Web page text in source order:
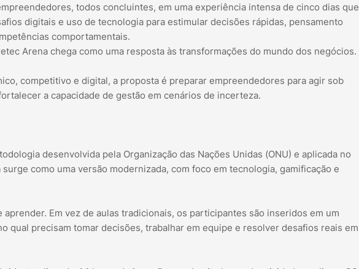
todos concluintes, em uma experiência intensa de cinco dias que
digitais e uso de tecnologia para estimular decisões rápidas, pensamento
comportamentais.
Arena chega como uma resposta às transformações do mundo dos negócios.
competitivo e digital, a proposta é preparar empreendedores para agir sob
a capacidade de gestão em cenários de incerteza.
desenvolvida pela Organização das Nações Unidas (ONU) e aplicada no
como uma versão modernizada, com foco em tecnologia, gamificação e
Em vez de aulas tradicionais, os participantes são inseridos em um
qual precisam tomar decisões, trabalhar em equipe e resolver desafios reais em